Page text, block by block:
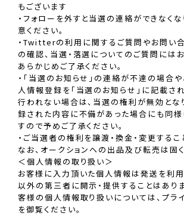
もございます
・フォローを外すと当選の連絡ができなくな
意ください。
・Twitterの利用に関するご質問やお問い
の確認、当選・落選についてのご質問には
あらかじめご了承ください。
・「当選のお知らせ」の連絡が不達の場合
人情報登録を「当選のお知らせ」に記載さ
行われない場合は、当選の権利が無効とな
録された内容に不備があった場合にも同様
すので予めご了承ください。
・ご当選者の権利を譲渡・換金・変更するこ
なお、オークションへの出品及び転売は固く
＜個人情報の取り扱い＞
お客様に入力頂いた個人情報は発送を利用
以外の第三者に開示・提供することはあり
客様の個人情報取り扱いについては、プラ
を御覧ください。